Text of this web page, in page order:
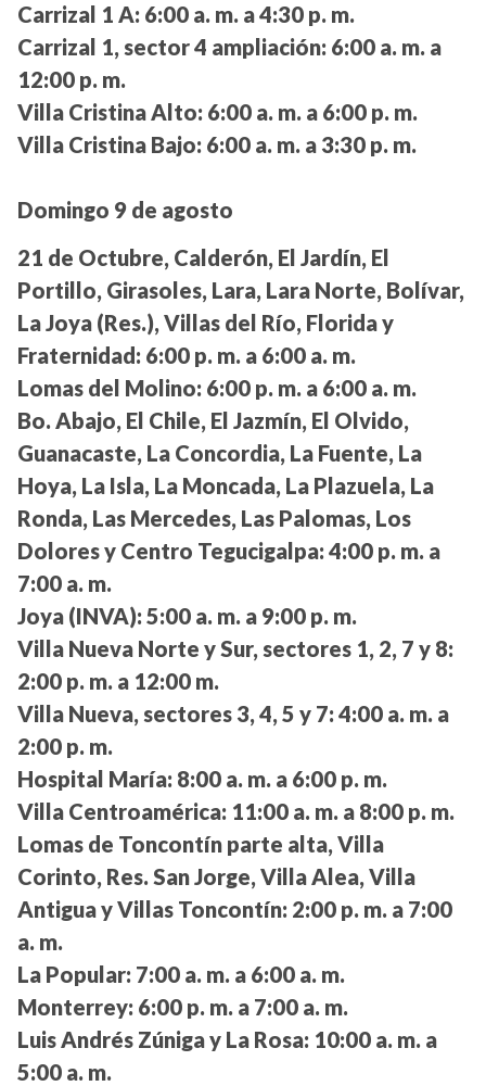
Carrizal 1 A: 6:00 a. m. a 4:30 p. m.
Carrizal 1, sector 4 ampliación: 6:00 a. m. a
12:00 p. m.
Villa Cristina Alto: 6:00 a. m. a 6:00 p. m.
Villa Cristina Bajo: 6:00 a. m. a 3:30 p. m.
Domingo 9 de agosto
21 de Octubre, Calderón, El Jardín, El
Portillo, Girasoles, Lara, Lara Norte, Bolívar,
La Joya (Res.), Villas del Río, Florida y
Fraternidad: 6:00 p. m. a 6:00 a. m.
Lomas del Molino: 6:00 p. m. a 6:00 a. m.
Bo. Abajo, El Chile, El Jazmín, El Olvido,
Guanacaste, La Concordia, La Fuente, La
Hoya, La Isla, La Moncada, La Plazuela, La
Ronda, Las Mercedes, Las Palomas, Los
Dolores y Centro Tegucigalpa: 4:00 p. m. a
7:00 a. m.
Joya (INVA): 5:00 a. m. a 9:00 p. m.
Villa Nueva Norte y Sur, sectores 1, 2, 7 y 8:
2:00 p. m. a 12:00 m.
Villa Nueva, sectores 3, 4, 5 y 7: 4:00 a. m. a
2:00 p. m.
Hospital María: 8:00 a. m. a 6:00 p. m.
Villa Centroamérica: 11:00 a. m. a 8:00 p. m.
Lomas de Toncontín parte alta, Villa
Corinto, Res. San Jorge, Villa Alea, Villa
Antigua y Villas Toncontín: 2:00 p. m. a 7:00
a. m.
La Popular: 7:00 a. m. a 6:00 a. m.
Monterrey: 6:00 p. m. a 7:00 a. m.
Luis Andrés Zúniga y La Rosa: 10:00 a. m. a
5:00 a. m.